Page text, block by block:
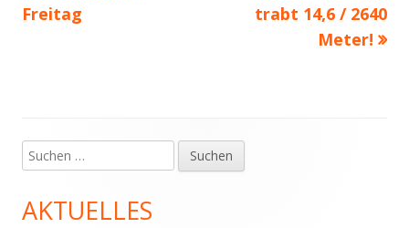
Freitag
trabt 14,6 / 2640
Meter!
Haupt-
Seitenleiste
Suchen
nach:
AKTUELLES